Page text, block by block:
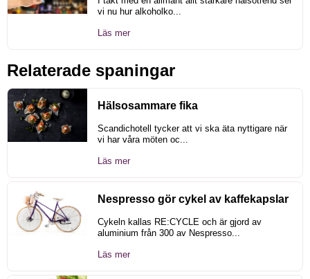
vi nu hur alkoholko...
Läs mer
Relaterade spaningar
Hälsosammare fika
Scandichotell tycker att vi ska äta nyttigare när
vi har våra möten oc...
Läs mer
Nespresso gör cykel av kaffekapslar
Cykeln kallas RE:CYCLE och är gjord av
aluminium från 300 av Nespresso...
Läs mer